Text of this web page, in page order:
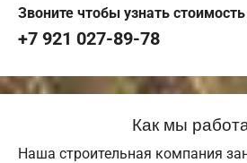
Звоните чтобы узнать
+7 921 027-89-78
Как мы
Наша строительная компания